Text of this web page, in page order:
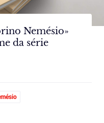
Nemésio»
da série